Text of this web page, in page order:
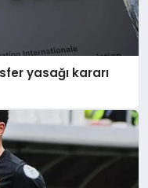
yasağı kararı